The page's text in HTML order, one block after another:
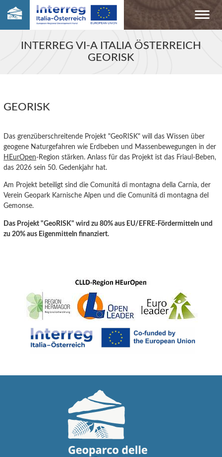
INTERREG VI-A ITALIA ÖSTERREICH
GEORISK
GEORISK
Das grenzüberschreitende Projekt "GeoRISK" will das Wissen über
geogene Naturgefahren wie Erdbeben und Massenbewegungen in der
HEurOpen-Region stärken. Anlass für das Projekt ist das Friaul-Beben,
das 2026 sein 50. Gedenkjahr hat.
Am Projekt beteiligt sind die Comunitá di montagna della Carnia, der
Verein Geopark Karnische Alpen und die Comunitá di montagna del
Gemonse.
Das Projekt "GeoRISK" wird zu 80% aus EU/EFRE-Fördermitteln und
zu 20% aus Eigenmitteln finanziert.